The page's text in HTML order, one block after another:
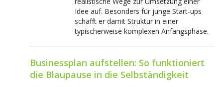
Idee auf. Besonders für junge Start-ups
schafft er damit Struktur in einer
typischerweise komplexen Anfangsphase.
Businessplan aufstellen: So funktioniert
die Blaupause in die Selbständigkeit